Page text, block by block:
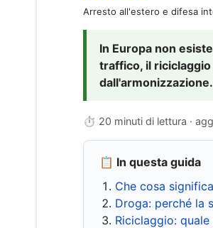
Arresto all'estero e difesa
In Europa non
traffico, il
dall'armonizzazione.
⏱ 20 minuti di lettura ·
📋 In questa guida
Che cosa
Droga: perché la
Riciclaggio: